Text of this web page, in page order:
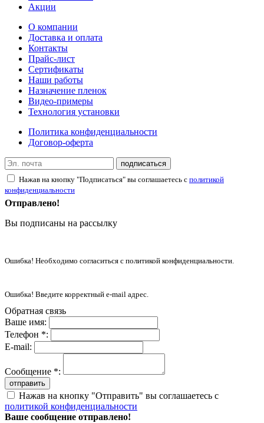
Акции
О компании
Доставка и оплата
Контакты
Прайс-лист
Сертификаты
Наши работы
Назначение пленок
Видео-примеры
Технология установки
Политика конфиденциальности
Договор-оферта
подписаться
Нажав на кнопку "Подписаться" вы соглашаетесь с политикой
конфиденциальности
Отправлено!
Вы подписаны на рассылку
Ошибка! Необходимо согласиться с политикой конфиденциальности.
Ошибка! Введите корректный e-mail адрес.
Обратная связь
Ваше имя:
Телефон *:
E-mail:
Сообщение *:
отправить
Нажав на кнопку "Отправить" вы соглашаетесь с
политикой конфиденциальности
Ваше сообщение отправлено!